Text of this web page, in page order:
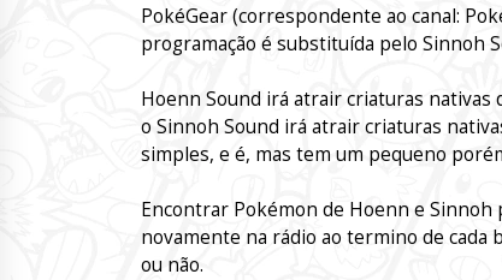
PokéGear (correspondente ao canal:
programação é substituída pelo Sinnoh
Hoenn Sound irá atrair criaturas nativas
o Sinnoh Sound irá atrair criaturas
simples, e é, mas tem um pequeno
Encontrar Pokémon de Hoenn e Sinnoh
novamente na rádio ao termino de cada
ou não.